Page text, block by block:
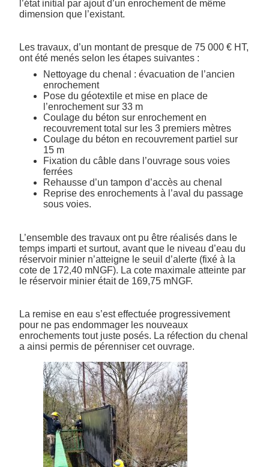
l’état initial par ajout d’un enrochement de même
dimension que l’existant.
Les travaux, d’un montant de presque de 75 000 € HT,
ont été menés selon les étapes suivantes :
Nettoyage du chenal : évacuation de l’ancien
enrochement
Pose du géotextile et mise en place de
l’enrochement sur 33 m
Coulage du béton sur enrochement en
recouvrement total sur les 3 premiers mètres
Coulage du béton en recouvrement partiel sur
15 m
Fixation du câble dans l’ouvrage sous voies
ferrées
Rehausse d’un tampon d’accès au chenal
Reprise des enrochements à l’aval du passage
sous voies.
L’ensemble des travaux ont pu être réalisés dans le
temps imparti et surtout, avant que le niveau d’eau du
réservoir minier n’atteigne le seuil d’alerte (fixé à la
cote de 172,40 mNGF). La cote maximale atteinte par
le réservoir minier était de 169,75 mNGF.
La remise en eau s’est effectuée progressivement
pour ne pas endommager les nouveaux
enrochements tout juste posés. La réfection du chenal
a ainsi permis de pérenniser cet ouvrage.